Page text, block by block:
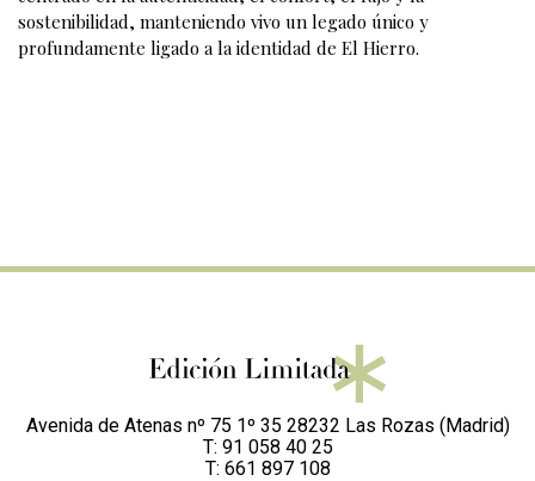
sostenibilidad, manteniendo vivo un legado único y
profundamente ligado a la identidad de El Hierro.
Avenida de Atenas nº 75 1º 35 28232 Las Rozas (Madrid)
T: 91 058 40 25
T: 661 897 108